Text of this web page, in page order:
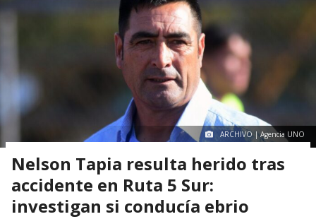
ARCHIVO | Agencia UNO
Nelson Tapia resulta herido tras
accidente en Ruta 5 Sur:
investigan si conducía ebrio